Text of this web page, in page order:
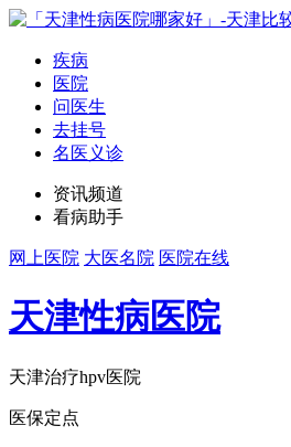
疾病
医院
问医生
去挂号
名医义诊
资讯频道
看病助手
网上医院 大医名院 医院在线
天津性病医院
天津治疗hpv医院
医保定点